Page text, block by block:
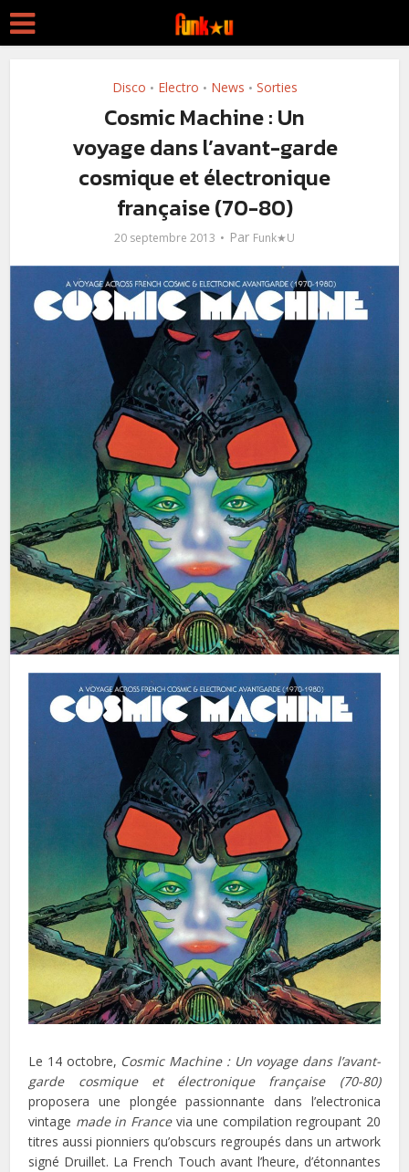
Disco • Electro • News • Sorties
Cosmic Machine : Un
voyage dans l’avant-garde
cosmique et électronique
française (70-80)
20 septembre 2013 Par Funk★U
Le 14 octobre, Cosmic Machine : Un voyage dans l’avant-
garde cosmique et électronique française (70-80)
proposera une plongée passionnante dans l’electronica
vintage made in Francevia une compilation regroupant 20
titres aussi pionniers qu’obscurs regroupés dans un artwork
signé Druillet. La French Touch avant l’heure, d’étonnantes